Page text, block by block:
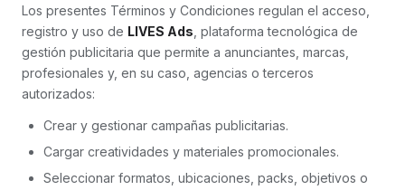
Los presentes Términos y Condiciones regulan el acceso,
registro y uso de LIVES Ads , plataforma tecnológica de
gestión publicitaria que permite a anunciantes, marcas,
profesionales y, en su caso, agencias o terceros
autorizados:
Crear y gestionar campañas publicitarias.
Cargar creatividades y materiales promocionales.
Seleccionar formatos, ubicaciones, packs, objetivos o